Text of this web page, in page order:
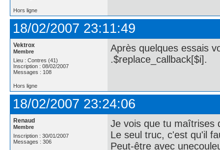
Hors ligne
18/02/2007 23:11:49
Vektrox
Membre
Lieu : Contres (41)
Inscription : 08/02/2007
Messages : 108
Après quelques essais
.$replace_callback[$i].
Hors ligne
18/02/2007 23:24:06
Renaud
Membre
Inscription : 30/01/2007
Messages : 306
Je vois que tu maîtrises
Le seul truc, c'est qu'il
Peut-être avec